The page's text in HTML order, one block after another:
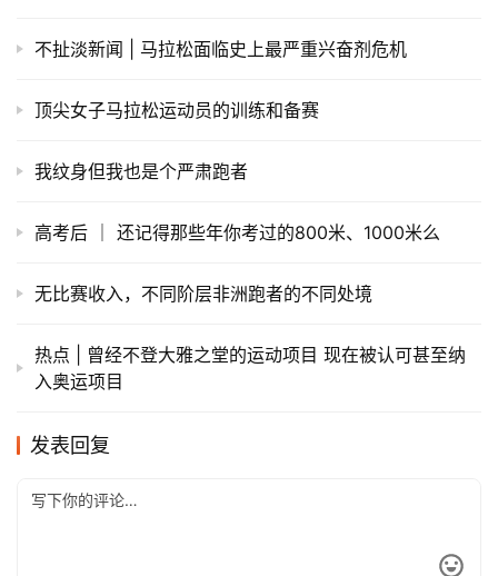
不扯淡新闻 | 马拉松面临史上最严重兴奋剂危机
顶尖女子马拉松运动员的训练和备赛
我纹身但我也是个严肃跑者
高考后 ｜ 还记得那些年你考过的800米、1000米么
无比赛收入，不同阶层非洲跑者的不同处境
热点 | 曾经不登大雅之堂的运动项目 现在被认可甚至纳
入奥运项目
发表回复